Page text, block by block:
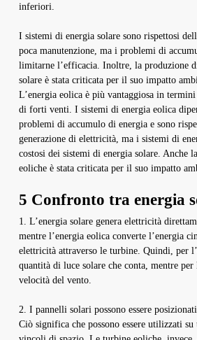
inferiori.
I sistemi di energia solare sono rispettosi
poca manutenzione, ma i problemi di
limitarne l’efficacia. Inoltre, la produzione
solare è stata criticata per il suo impatto
L’energia eolica è più vantaggiosa in
di forti venti. I sistemi di energia eolica
problemi di accumulo di energia e sono
generazione di elettricità, ma i sistemi di
costosi dei sistemi di energia solare. Anche
eoliche è stata criticata per il suo impatto
5 Confronto tra energia
1. L’energia solare genera elettricità
mentre l’energia eolica converte l’energia
elettricità attraverso le turbine. Quindi, per
quantità di luce solare che conta, mentre per
velocità del vento.
2. I pannelli solari possono essere
Ciò significa che possono essere utilizzati su